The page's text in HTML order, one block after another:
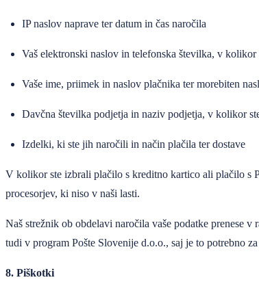
IP naslov naprave ter datum in čas naročila
Vaš elektronski naslov in telefonska številka, v kolikor
Vaše ime, priimek in naslov plačnika ter morebiten
Davčna številka podjetja in naziv podjetja, v kolikor
Izdelki, ki ste jih naročili in način plačila ter dostave
V kolikor ste izbrali plačilo s kreditno kartico ali plačilo s
procesorjev, ki niso v naši lasti.
Naš strežnik ob obdelavi naročila vaše podatke prenese
tudi v program Pošte Slovenije d.o.o., saj je to potrebno
8. Piškotki